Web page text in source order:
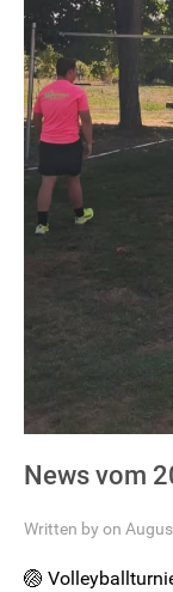
News vom
Written by on
🏐